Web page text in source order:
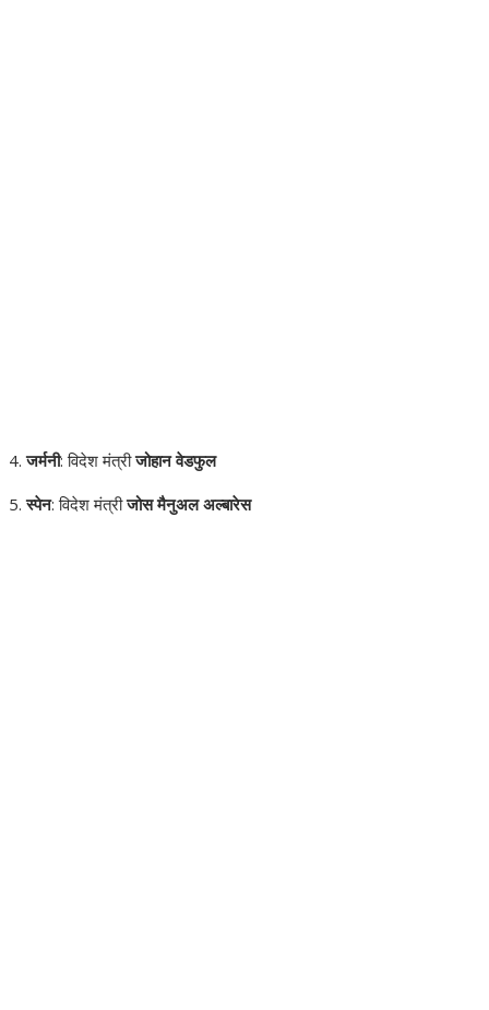
जर्मनी: विदेश मंत्रीजोहान वेडफुल
स्पेन: विदेश मंत्रीजोस मैनुअल अल्बारेस